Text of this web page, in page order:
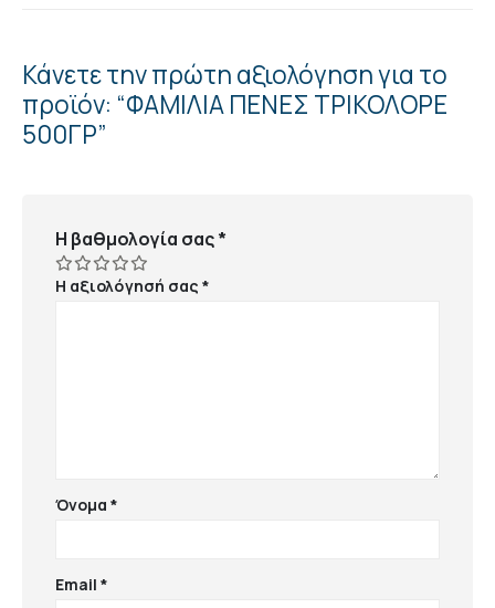
Κάνετε την πρώτη αξιολόγηση για το
προϊόν: “ΦΑΜΙΛΙΑ ΠΕΝΕΣ ΤΡΙΚΟΛΟΡΕ
500ΓΡ”
Η βαθμολογία σας*
Η αξιολόγησή σας*
Όνομα*
Email*